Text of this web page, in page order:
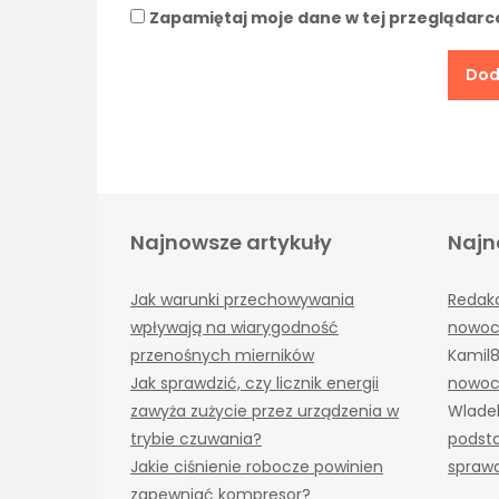
Zapamiętaj moje dane w tej
Najnowsze artykuły
Jak warunki przechowywania
wpływają na wiarygodność
przenośnych mierników
Jak sprawdzić, czy licznik energii
zawyża zużycie przez urządzenia w
trybie czuwania?
Jakie ciśnienie robocze powinien
zapewniać kompresor?